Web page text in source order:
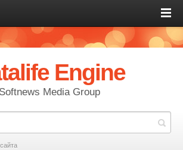
Engine
Softnews Media Group